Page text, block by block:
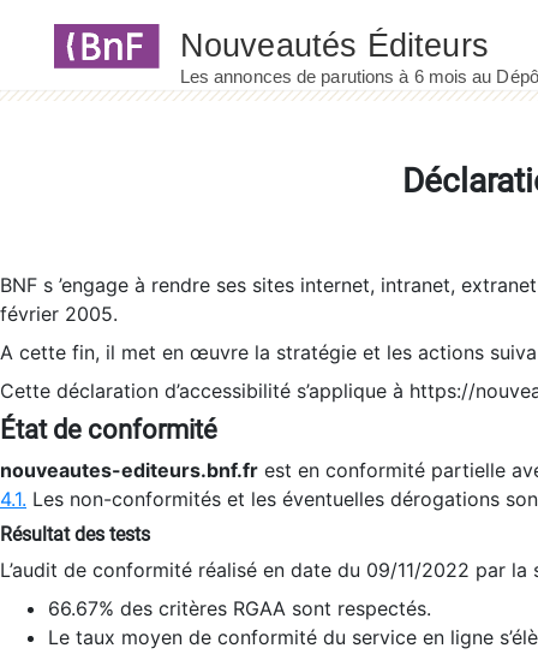
BNF s ’engage à rendre ses sites internet, intranet,
février 2005.
A cette fin, il met en œuvre la stratégie et les actions
Cette déclaration d’accessibilité s’applique à https://
État de conformité
nouveautes-editeurs.bnf.fr est en conformité partielle
4.1. Les non-conformités et les éventuelles dérogations
Résultat des tests
L’audit de conformité réalisé en date du 09/11/2022 par
66.67% des critères RGAA sont respectés.
Le taux moyen de conformité du service en ligne